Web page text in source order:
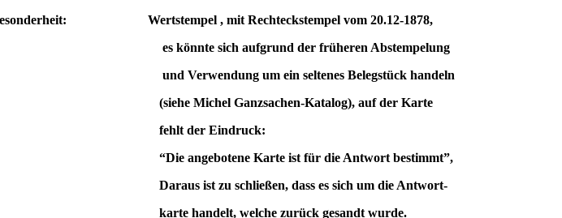
Wertstempel , mit Rechteckstempel vom 20.12-1878,
es könnte sich aufgrund der früheren Abstempelung
Verwendung um ein seltenes Belegstück handeln
Michel Ganzsachen-Katalog), auf der Karte
der Eindruck:
angebotene Karte ist für die Antwort bestimmt”,
ist zu schließen, dass es sich um die Antwort-
handelt, welche zurück gesandt wurde.